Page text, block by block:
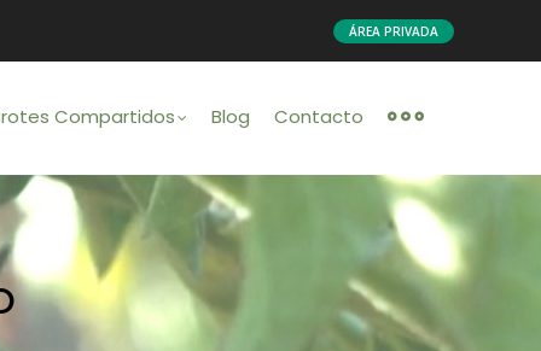
ÁREA PRIVADA
Compartidos Blog Contacto